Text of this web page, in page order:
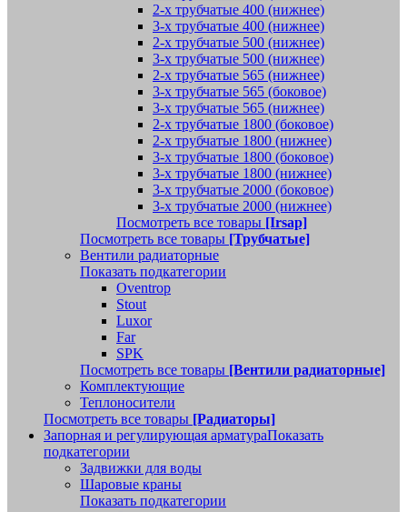
2-х трубчатые 400 (нижнее)
3-х трубчатые 400 (нижнее)
2-х трубчатые 500 (нижнее)
3-х трубчатые 500 (нижнее)
2-х трубчатые 565 (нижнее)
3-х трубчатые 565 (боковое)
3-х трубчатые 565 (нижнее)
2-х трубчатые 1800 (боковое)
2-х трубчатые 1800 (нижнее)
3-х трубчатые 1800 (боковое)
3-х трубчатые 1800 (нижнее)
3-х трубчатые 2000 (боковое)
3-х трубчатые 2000 (нижнее)
Посмотреть все товары [Irsap]
Посмотреть все товары [Трубчатые]
Вентили радиаторные
Показать подкатегории
Oventrop
Stout
Luxor
Far
SPK
Посмотреть все товары [Вентили радиаторные]
Комплектующие
Теплоносители
Посмотреть все товары [Радиаторы]
Запорная и регулирующая арматураПоказать
подкатегории
Задвижки для воды
Шаровые краны
Показать подкатегории